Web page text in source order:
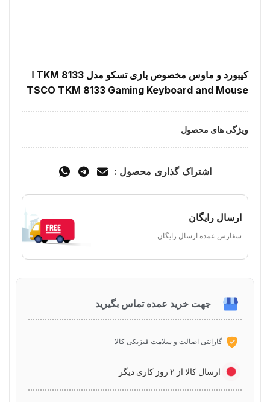
کیبورد و ماوس مخصوص بازی تسکو مدل TKM 8133 ا
TSCO TKM 8133 Gaming Keyboard and Mouse
ویژگی های محصول
اشتراک گذاری محصول :
ارسال رایگان
سفارش عمده ارسال رایگان
جهت خرید عمده تماس بگیرید
گارانتی اصالت و سلامت فیزیکی کالا
ارسال کالا از ۲ روز کاری دیگر